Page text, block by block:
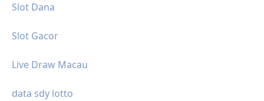
Slot Dana
Slot Gacor
Live Draw Macau
data sdy lotto